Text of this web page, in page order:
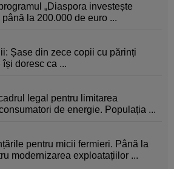
„Diaspora investește
la 200.000 de euro ...
Șase din zece copii cu părinți
doresc ca ...
legal pentru limitarea
de energie. Populația ...
pentru micii fermieri. Până la
modernizarea exploatațiilor ...